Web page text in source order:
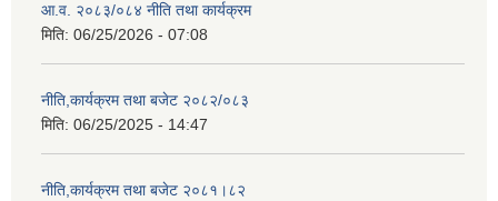
आ.व. २०८३/०८४ नीति तथा कार्यक्रम
मिति: 06/25/2026 - 07:08
नीति,कार्यक्रम तथा बजेट २०८२/०८३
मिति: 06/25/2025 - 14:47
नीति,कार्यक्रम तथा बजेट २०८१।८२